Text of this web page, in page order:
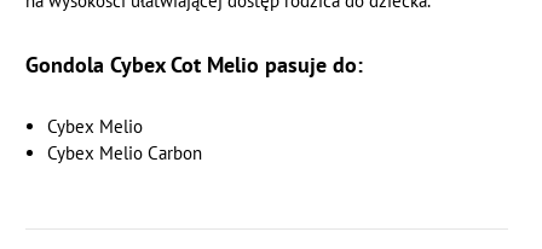
Gondola Cybex Cot Melio pasuje do:
Cybex Melio
Cybex Melio Carbon